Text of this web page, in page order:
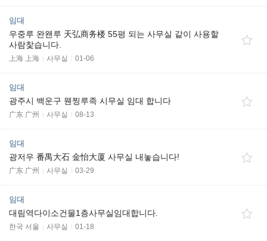
임대
우중루 완왠루 天弘商务楼 55평 되는 사무실 같이 사용할
사람찿습니다.
上海 上海 사무실 01-06
임대
광주시 백운구 웬찡루족 시무실 임대 합니다
广东 广州 사무실 08-13
임대
광저우 番禺大石 金怡大厦 사무실 내놓습니다!
广东 广州 사무실 03-29
임대
대림역다이소건물1층사무실임대합니다.
한국 서울 사무실 01-18